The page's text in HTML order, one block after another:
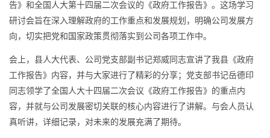
告》和全国人大第十四届二次会议的《政府工作报告》。这场学习
研讨会旨在深入理解政府的工作重点和发展规划，明确公司发展方
向，切实把党和国家政策贯彻落实到公司各项工作中。
会上，县人大代表、公司党支部副书记郑威同志宣讲了我县《政府
工作报告》内容，并与大家进行了精彩的分享；党支部书记岳德印
同志领学了全国人大十四届二次会议《政府工作报告》的重点内
容，并就与公司发展密切关联的核心内容进行了讲解。与会人员认
真听讲，详细记录，对未来的发展充满了期待。